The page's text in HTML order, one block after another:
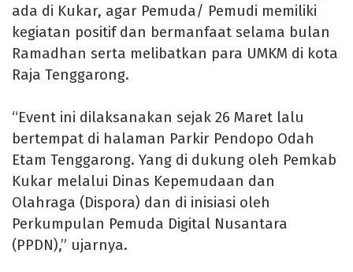
ada di Kukar, agar Pemuda/ Pemudi memiliki
kegiatan positif dan bermanfaat selama bulan
Ramadhan serta melibatkan para UMKM di kota
Raja Tenggarong.
“Event ini dilaksanakan sejak 26 Maret lalu
bertempat di halaman Parkir Pendopo Odah
Etam Tenggarong. Yang di dukung oleh Pemkab
Kukar melalui Dinas Kepemudaan dan
Olahraga (Dispora) dan di inisiasi oleh
Perkumpulan Pemuda Digital Nusantara
(PPDN),” ujarnya.